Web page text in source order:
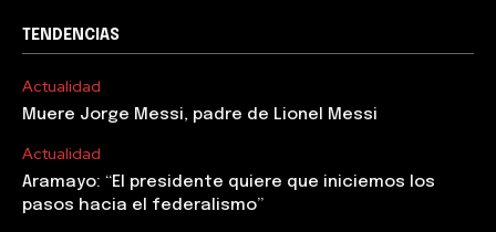
TENDENCIAS
Actualidad
Muere Jorge Messi, padre de Lionel Messi
Actualidad
Aramayo: “El presidente quiere que iniciemos los
pasos hacia el federalismo”